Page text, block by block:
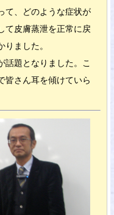
て、どのような症状が
て皮膚蒸泄を正常に戻
ました。
話題となりました。こ
皆さん耳を傾けていら